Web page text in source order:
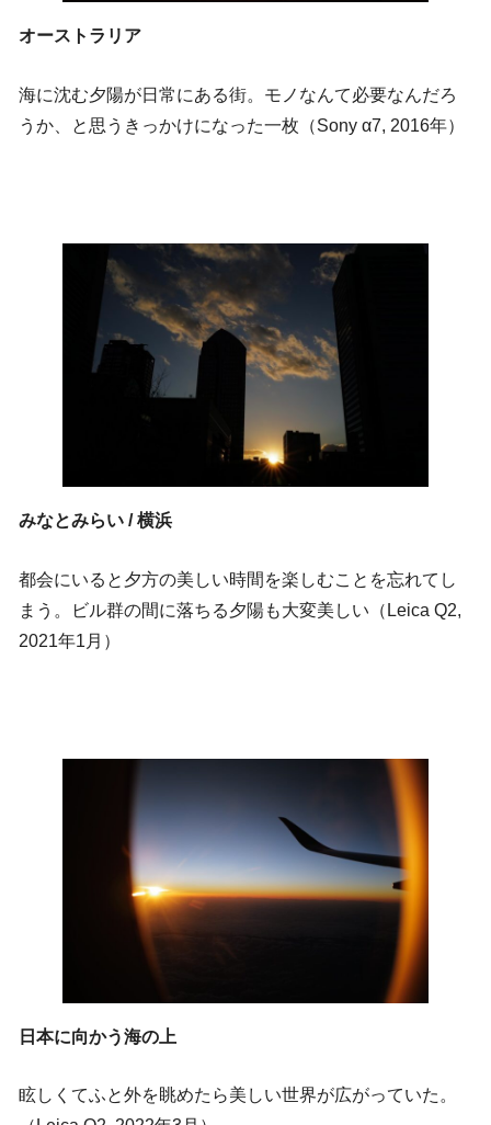
オーストラリア
海に沈む夕陽が日常にある街。モノなんて必要なんだろ
うか、と思うきっかけになった一枚（Sony α7, 2016年）
みなとみらい / 横浜
都会にいると夕方の美しい時間を楽しむことを忘れてし
まう。ビル群の間に落ちる夕陽も大変美しい（Leica Q2,
2021年1月）
日本に向かう海の上
眩しくてふと外を眺めたら美しい世界が広がっていた。